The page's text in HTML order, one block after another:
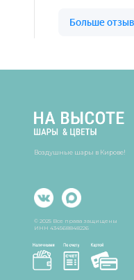
© 2025 Все права защищены
ИНН 434568848226
Воздушные шары в Кирове!